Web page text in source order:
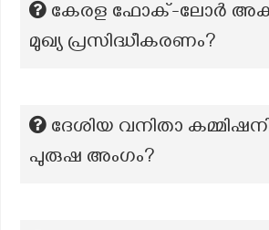
കേരള ഫോക്-ലോര്‍
മുഖ്യ പ്രസിദ്ധീകരണം?
ദേശിയ വനിതാ
പുരുഷ അംഗം?